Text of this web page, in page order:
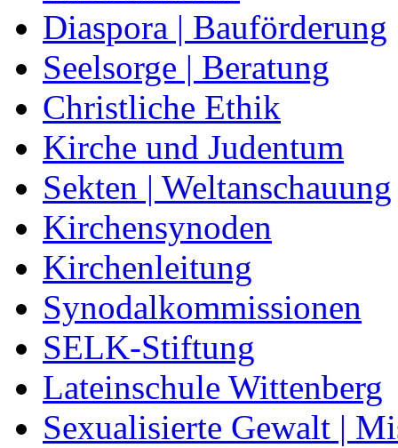
Diaspora | Bauförderung
Seelsorge | Beratung
Christliche Ethik
Kirche und Judentum
Sekten | Weltanschauung
Kirchensynoden
Kirchenleitung
Synodalkommissionen
SELK-Stiftung
Lateinschule Wittenberg
Sexualisierte Gewalt |